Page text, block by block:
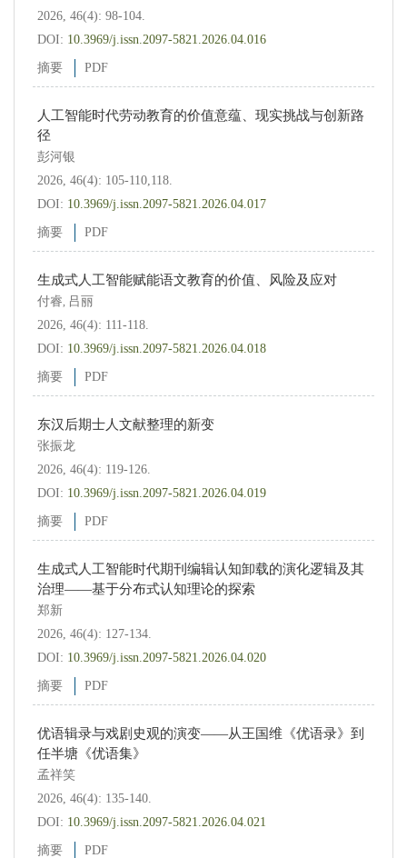
2026, 46(4): 98-104.
DOI: 10.3969/j.issn.2097-5821.2026.04.016
摘要 PDF
人工智能时代劳动教育的价值意蕴、现实挑战与创新路
径
彭河银
2026, 46(4): 105-110,118.
DOI: 10.3969/j.issn.2097-5821.2026.04.017
摘要 PDF
生成式人工智能赋能语文教育的价值、风险及应对
付睿, 吕丽
2026, 46(4): 111-118.
DOI: 10.3969/j.issn.2097-5821.2026.04.018
摘要 PDF
东汉后期士人文献整理的新变
张振龙
2026, 46(4): 119-126.
DOI: 10.3969/j.issn.2097-5821.2026.04.019
摘要 PDF
生成式人工智能时代期刊编辑认知卸载的演化逻辑及其
治理——基于分布式认知理论的探索
郑新
2026, 46(4): 127-134.
DOI: 10.3969/j.issn.2097-5821.2026.04.020
摘要 PDF
优语辑录与戏剧史观的演变——从王国维《优语录》到
任半塘《优语集》
孟祥笑
2026, 46(4): 135-140.
DOI: 10.3969/j.issn.2097-5821.2026.04.021
摘要 PDF